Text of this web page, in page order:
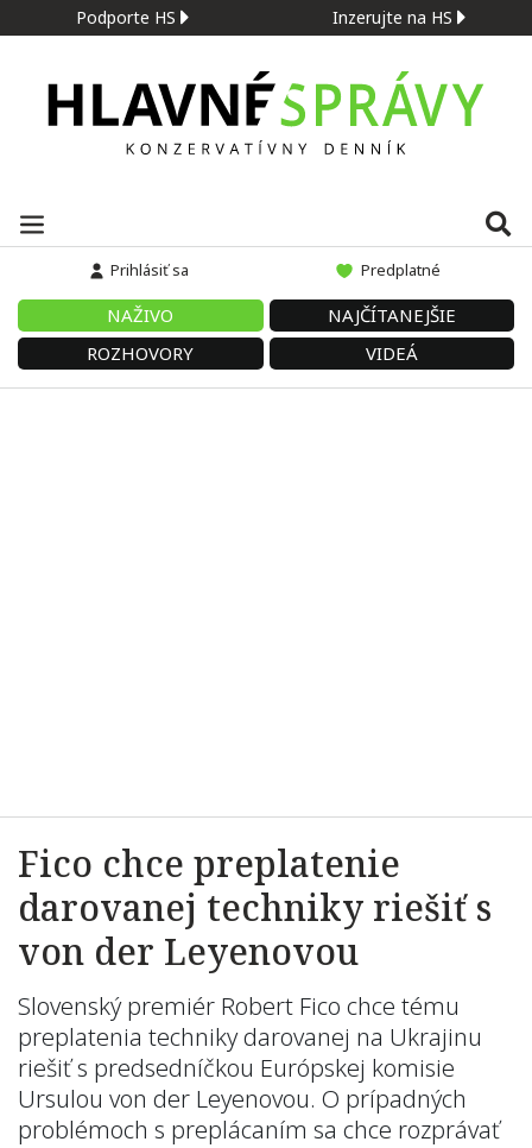
Podporte HS Inzerujte na HS
Prihlásiť sa Predplatné
NAŽIVO
NAJČÍTANEJŠIE
ROZHOVORY
VIDEÁ
Fico chce preplatenie
darovanej techniky riešiť s
von der Leyenovou
Slovenský premiér Robert Fico chce tému
preplatenia techniky darovanej na Ukrajinu
riešiť s predsedníčkou Európskej komisie
Ursulou von der Leyenovou. O prípadných
problémoch s preplácaním sa chce rozprávať